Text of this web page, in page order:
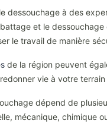
dessouchage à des
et le
le travail de manière
de la région peuvent
vie à votre
dépend de
mécanique, chimique